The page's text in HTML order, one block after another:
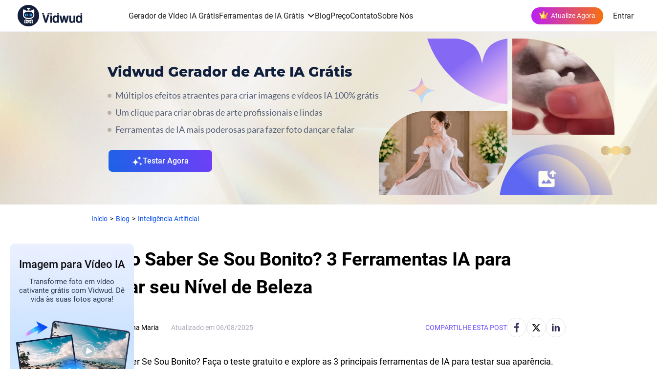
Gerador de Vídeo IA GrátisFerramentas de IA Grátis BlogPreçoContatoSobre Nós Atualize Agora Entrar
Vidwud Gerador de Arte IA Grátis
Múltiplos efeitos atraentes para criar imagens e vídeos IA 100% grátis
Um clique para criar obras de arte profissionais e lindas
Ferramentas de IA mais poderosas para fazer foto dançar e falar
Testar Agora
Imagem para Vídeo IA
Transforme foto em vídeo
cativante grátis com Vidwud. Dê
vida às suas fotos agora!
Início > Blog > Inteligência Artificial
Como Saber Se Sou Bonito? 3 Ferramentas IA para
Testar seu Nível de Beleza
Ana Maria Atualizado em 06/08/2025 COMPARTILHE ESTA POST
Como Saber Se Sou Bonito? Faça o teste gratuito e explore as 3 principais ferramentas de IA para testar sua aparência.